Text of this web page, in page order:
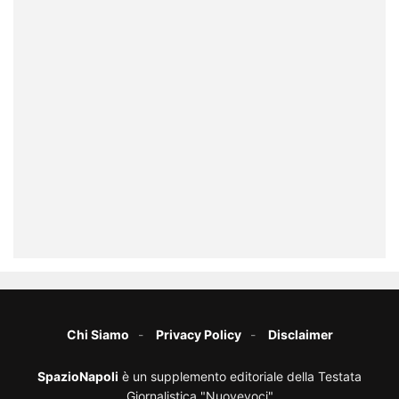
Chi Siamo Privacy Policy Disclaimer
SpazioNapoli è un supplemento editoriale della Testata
Giornalistica "Nuovevoci"